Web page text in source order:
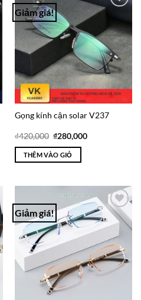
Giảm giá!
Gọng kính cận solar V237
₫420,000 Giá
là:
₫420,000.
₫280,000Giá
THÊM VÀO GIỎ
Giảm giá!
Add to
Wishlist